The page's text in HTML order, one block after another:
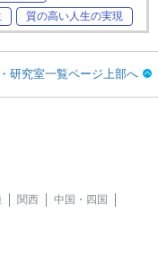
質の高い人生の実現
研究室一覧ページ上部へ
関西
中国・四国